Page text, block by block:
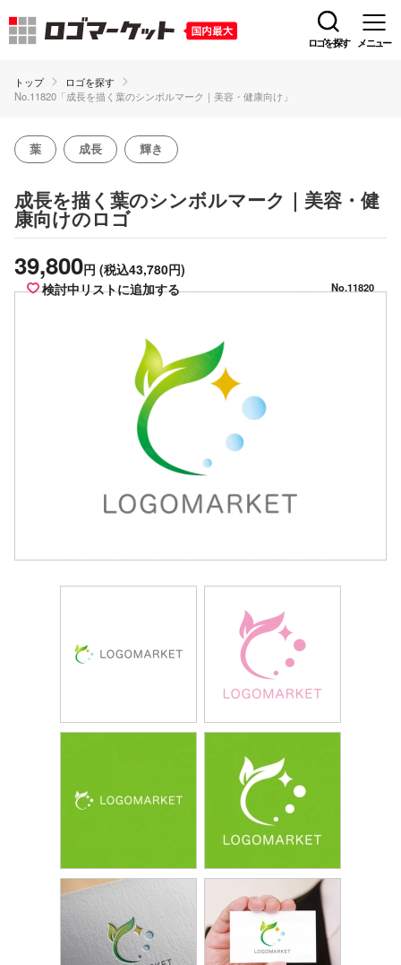
ロゴを探す メニュー
トップ
ロゴを探す
No.11820「成長を描く葉のシンボルマーク｜美容・健康向け」
葉 成長 輝き
成長を描く葉のシンボルマーク｜美容・健
康向けのロゴ
39,800円 (税込43,780円)
検討中リストに追加する
No.11820